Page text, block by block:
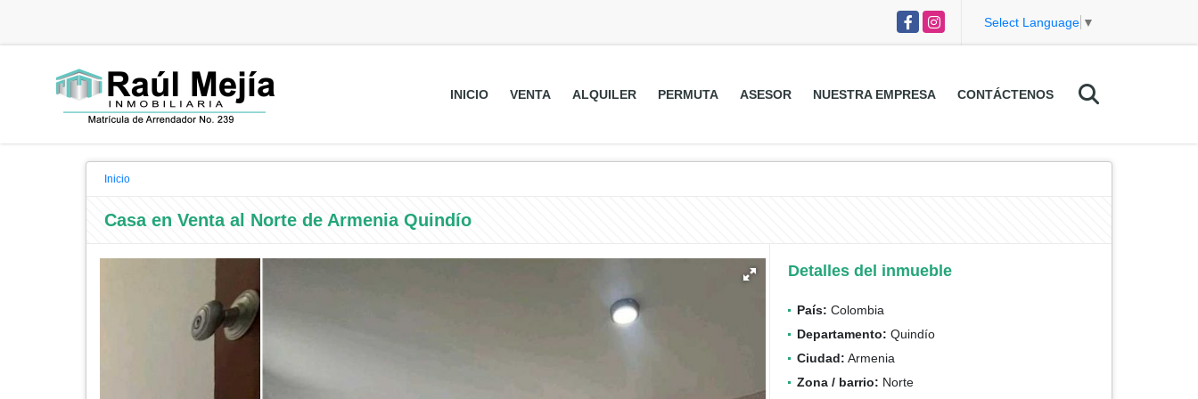
FacebookInstagram Select Language ▼
INICIO VENTA ALQUILER PERMUTA ASESOR NUESTRA EMPRESA CONTÁCTENOS
Inicio
Casa en Venta al Norte de Armenia Quindío
Detalles del inmueble
País: Colombia
Departamento: Quindío
Ciudad: Armenia
Zona / barrio: Norte